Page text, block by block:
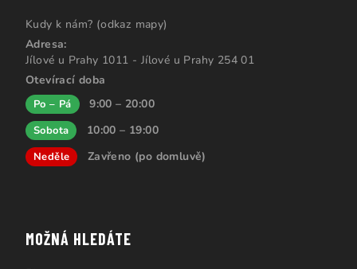
Kudy k nám? (odkaz mapy)
Adresa:
Jílové u Prahy 1011 - Jílové u Prahy 254 01
Otevírací doba
Po – Pá 9:00 – 20:00
Sobota 10:00 – 19:00
Neděle Zavřeno (po domluvě)
MOŽNÁ HLEDÁTE